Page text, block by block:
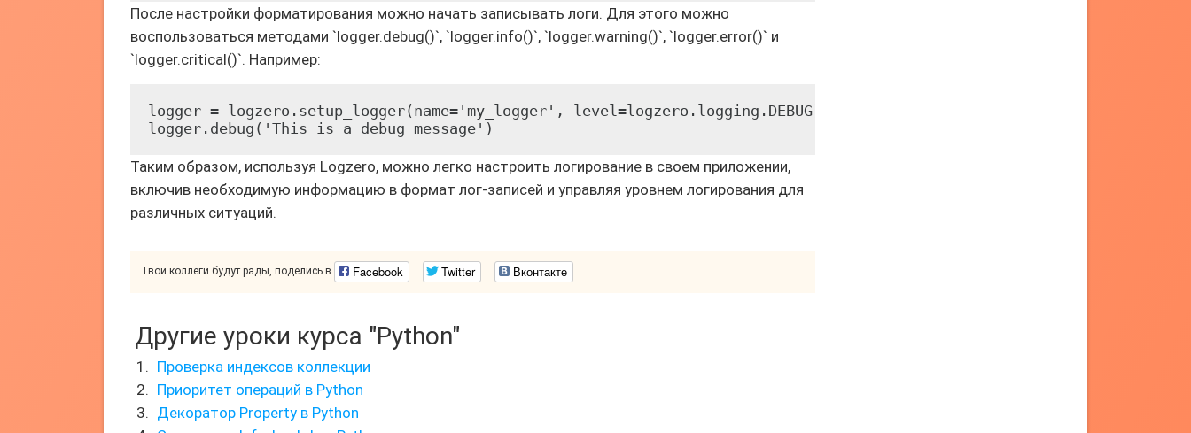
После настройки форматирования можно начать записывать логи. Для этого можно
воспользоваться методами `logger.debug()`, `logger.info()`, `logger.warning()`, `logger.error()` и
`logger.critical()`. Например:
logger = logzero.setup_logger(name='my_logger', level=logzero.logging.DEBUG)
logger.debug('This is a debug message')
Таким образом, используя Logzero, можно легко настроить логирование в своем приложении,
включив необходимую информацию в формат лог-записей и управляя уровнем логирования для
различных ситуаций.
Твои коллеги будут рады, поделись в Facebook Twitter Вконтакте
Другие уроки курса "Python"
Проверка индексов коллекции
Приоритет операций в Python
Декоратор Property в Python